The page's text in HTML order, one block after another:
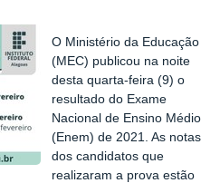
O Ministério da Educação
(MEC) publicou na noite
desta quarta-feira (9) o
resultado do Exame
Nacional de Ensino Médio
(Enem) de 2021. As notas
dos candidatos que
realizaram a prova estão